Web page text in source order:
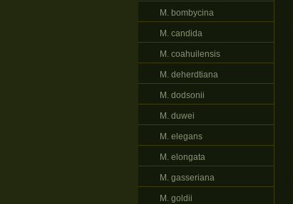
M. bombycina
M. candida
M. coahuilensis
M. deherdtiana
M. dodsonii
M. duwei
M. elegans
M. elongata
M. gasseriana
M. goldii